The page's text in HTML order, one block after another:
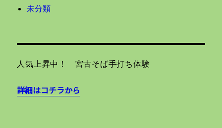
未分類
人気上昇中！ 宮古そば手打ち体験
詳細はコチラから